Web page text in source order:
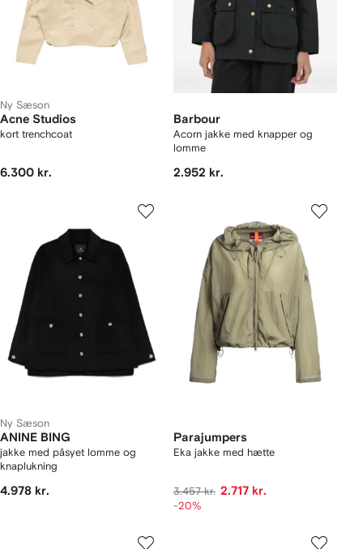
Ny Sæson
Acne Studios
kort trenchcoat
6.300 kr.
Barbour
Acorn jakke med knapper og
lomme
2.952 kr.
Ny Sæson
ANINE BING
jakke med påsyet lomme og
knaplukning
4.978 kr.
Parajumpers
Eka jakke med hætte
3.457 kr. 2.717 kr.
-20%